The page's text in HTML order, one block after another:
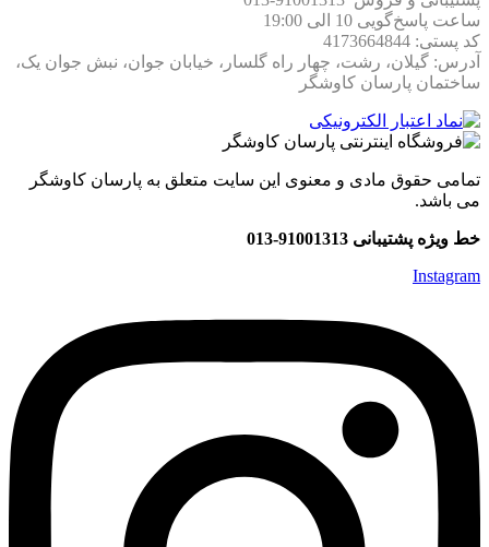
ساعت پاسخ‌گویی 10 الی 19:00
کد پستی: 4173664844
آدرس: گیلان، رشت، چهار راه گلسار، خیابان جوان، نبش جوان یک،
ساختمان پارسان کاوشگر
تمامی حقوق مادی و معنوی این سایت متعلق به پارسان کاوشگر
می باشد.
خط ویژه پشتیبانی 91001313-013
Instagram